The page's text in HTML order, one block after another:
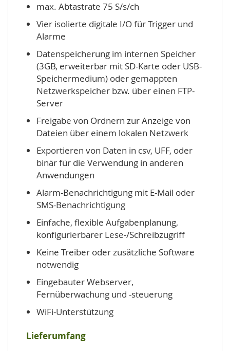
max. Abtastrate 75 S/s/ch
Vier isolierte digitale I/O für Trigger und
Alarme
Datenspeicherung im internen Speicher
(3GB, erweiterbar mit SD-Karte oder USB-
Speichermedium) oder gemappten
Netzwerkspeicher bzw. über einen FTP-
Server
Freigabe von Ordnern zur Anzeige von
Dateien über einem lokalen Netzwerk
Exportieren von Daten in csv, UFF, oder
binär für die Verwendung in anderen
Anwendungen
Alarm-Benachrichtigung mit E-Mail oder
SMS-Benachrichtigung
Einfache, flexible Aufgabenplanung,
konfigurierbarer Lese-/Schreibzugriff
Keine Treiber oder zusätzliche Software
notwendig
Eingebauter Webserver,
Fernüberwachung und -steuerung
WiFi-Unterstützung
Lieferumfang